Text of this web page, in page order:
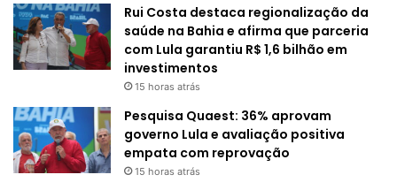
Rui Costa destaca regionalização da
saúde na Bahia e afirma que parceria
com Lula garantiu R$ 1,6 bilhão em
investimentos
15 horas atrás
Pesquisa Quaest: 36% aprovam
governo Lula e avaliação positiva
empata com reprovação
15 horas atrás